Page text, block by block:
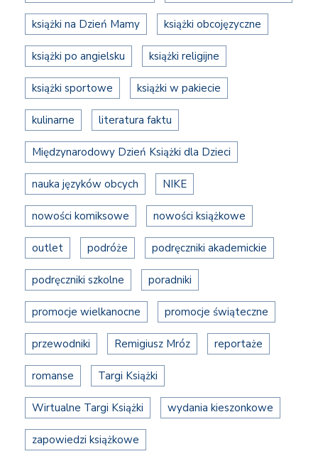
książki na Dzień Mamy książki obcojęzyczne
książki po angielsku książki religijne
książki sportowe książki w pakiecie
kulinarne literatura faktu
Międzynarodowy Dzień Książki dla Dzieci
nauka języków obcych NIKE
nowości komiksowe nowości książkowe
outlet podróże podręczniki akademickie
podręczniki szkolne poradniki
promocje wielkanocne promocje świąteczne
przewodniki Remigiusz Mróz reportaże
romanse Targi Książki
Wirtualne Targi Książki wydania kieszonkowe
zapowiedzi książkowe